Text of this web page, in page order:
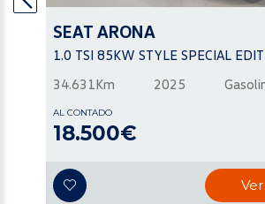
SEAT ARONA
1.0 TSI 85KW STYLE SPECIAL
34.631Km
2025
AL CONTADO
18.500€